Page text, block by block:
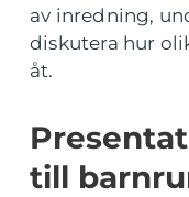
av inredning,
diskutera hur
åt.
till